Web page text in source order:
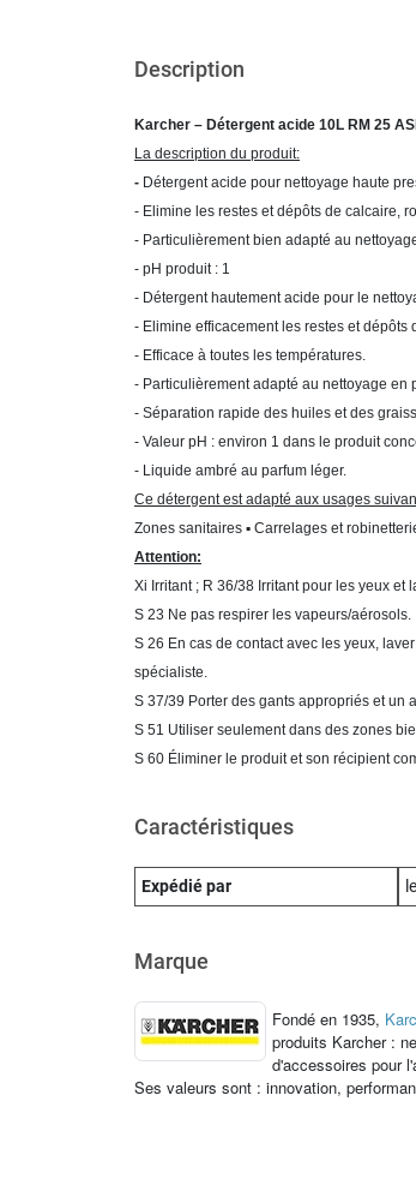
Description
Karcher – Détergent acide 10L RM 25
La description du produit:
- Détergent acide pour nettoyage haute
- Elimine les restes et dépôts de calcaire,
- Particulièrement bien adapté au
- pH produit : 1
- Détergent hautement acide pour le
- Elimine efficacement les restes et
- Efficace à toutes les températures.
- Particulièrement adapté au nettoyage en
- Séparation rapide des huiles et des
- Valeur pH : environ 1 dans le produit
- Liquide ambré au parfum léger.
Ce détergent est adapté aux usages
Zones sanitaires ▪ Carrelages et
Attention:
Xi Irritant ; R 36/38 Irritant pour les yeux et
S 23 Ne pas respirer les vapeurs/aérosols.
S 26 En cas de contact avec les yeux,
spécialiste.
S 37/39 Porter des gants appropriés et un
S 51 Utiliser seulement dans des zones
S 60 Éliminer le produit et son récipient
Caractéristiques
Expédié par
Marque
Fondé en 1935,
produits Karcher :
d'accessoires pour
Ses valeurs sont : innovation,